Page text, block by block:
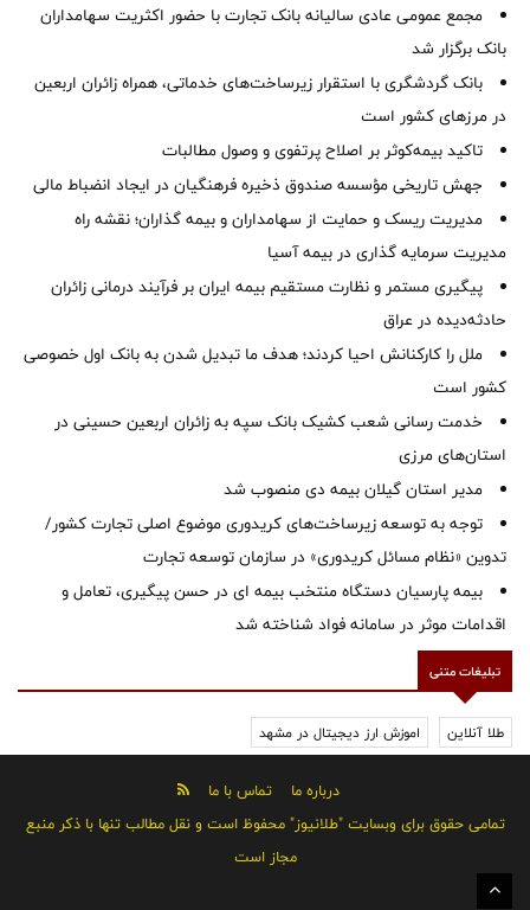
مجمع عمومی عادی سالیانه بانک تجارت با حضور اکثریت سهامداران
بانک برگزار شد
بانک گردشگری با استقرار زیرساخت‌های خدماتی، همراه زائران اربعین
در مرزهای کشور است
تاکید بیمه‌کوثر بر اصلاح پرتفوی و وصول مطالبات ‌
جهش تاریخی مؤسسه صندوق ذخیره فرهنگیان در ایجاد انضباط مالی
مدیریت ریسک و حمایت از سهامداران و بیمه گذاران؛ نقشه راه
مدیریت سرمایه گذاری در بیمه آسیا
پیگیری مستمر و نظارت مستقیم بیمه ایران بر فرآیند درمانی زائران
حادثه‌دیده در عراق
ملل را کارکنانش احیا کردند؛ هدف ما تبدیل شدن به بانک اول خصوصی
کشور است
خدمت رسانی شعب کشیک بانک سپه به زائران اربعین حسینی در
استان‌‌های مرزی
‌مدیر استان گیلان بیمه دی منصوب شد
توجه به توسعه زیرساخت‌های کریدوری موضوع اصلی تجارت کشور/
تدوین «نظام مسائل کریدوری» در سازمان توسعه تجارت
بیمه پارسیان دستگاه منتخب بیمه ای در حسن پیگیری، تعامل و
اقدامات موثر در سامانه فواد شناخته شد
تبلیغات متنی
طلا آنلاین اموزش ارز دیجیتال در مشهد
درباره ما
تماس با ما
تمامی حقوق برای وبسایت "طلانیوز" محفوظ است و نقل مطالب تنها با ذکر منبع
مجاز است